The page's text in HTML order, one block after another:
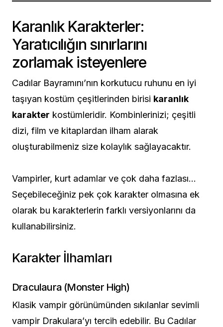
Karanlık Karakterler:
Yaratıcılığın sınırlarını
zorlamak isteyenlere
Cadılar Bayramını’nın korkutucu ruhunu en iyi
taşıyan kostüm çeşitlerinden birisi karanlık
karakter kostümleridir. Kombinlerinizi; çeşitli
dizi, film ve kitaplardan ilham alarak
oluşturabilmeniz size kolaylık sağlayacaktır.
Vampirler, kurt adamlar ve çok daha fazlası…
Seçebileceğiniz pek çok karakter olmasına ek
olarak bu karakterlerin farklı versiyonlarını da
kullanabilirsiniz.
Karakter İlhamları
Draculaura (Monster High)
Klasik vampir görünümünden sıkılanlar sevimli
vampir Drakulara’yı tercih edebilir. Bu Cadılar